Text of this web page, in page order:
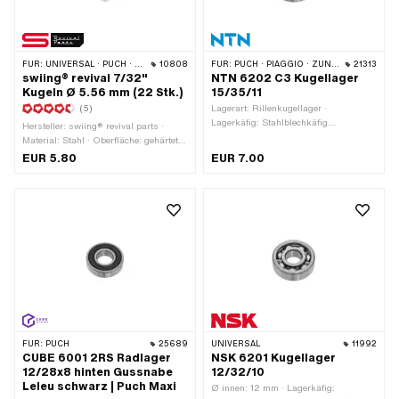
FÜR: UNIVERSAL · PUCH · SACHS · PONY / CILO (BETA 521 & 512) · PIAGGIO 10808
swiing® revival 7/32"
Kugeln Ø 5.56 mm (22 Stk.)
(5)
Hersteller: swiing® revival parts ·
Material: Stahl · Oberfläche: gehärtet
& geschliffen · Ø Kugel [Zoll] / [mm]:
EUR 5.80
FÜR: PUCH · PIAGGIO · ZÜNDAPP BELMONDO · SOLEX · CILO 21313
NTN 6202 C3 Kugellager
15/35/11
Lagerart: Rillenkugellager ·
Lagerkäfig: Stahlblechkäfig
NTN · Lagerluft: C3 · Ø innen: 15 mm ·
EUR 7.00
FÜR: PUCH 25689
CUBE 6001 2RS Radlager
12/28x8 hinten Gussnabe
Leleu schwarz | Puch Maxi
UNIVERSAL 11992
NSK 6201 Kugellager
12/32/10
Ø innen: 12 mm · Lagerkäfig: